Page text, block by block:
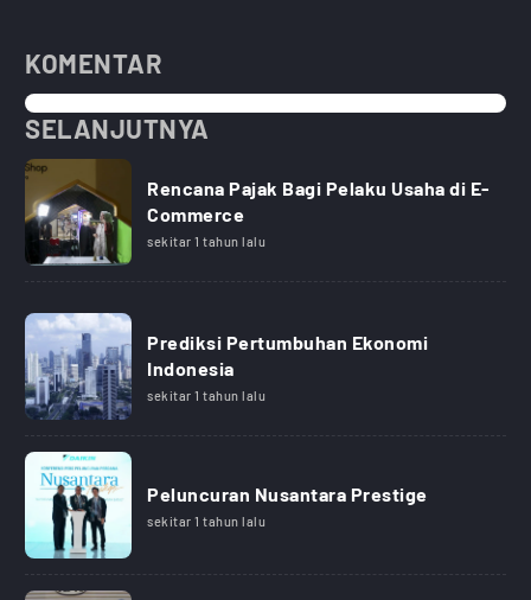
KOMENTAR
SELANJUTNYA
Rencana Pajak Bagi Pelaku Usaha di E-
Commerce
sekitar 1 tahun lalu
Prediksi Pertumbuhan Ekonomi
Indonesia
sekitar 1 tahun lalu
Peluncuran Nusantara Prestige
sekitar 1 tahun lalu